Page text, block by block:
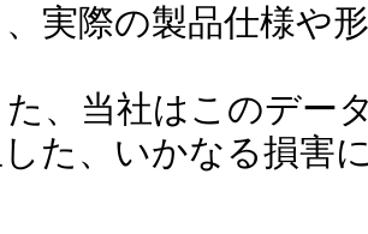
実際の製品仕様や
、当社はこのデー
た、いかなる損害